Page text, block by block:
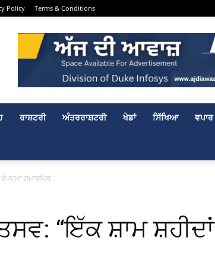
Policy Terms & Conditions
ਰਾਸ਼ਟਰੀ ਅੰਤਰਰਾਸ਼ਟਰੀ ਖੇਡਾਂ ਸਿੱਖਿਆ ਵਪਾਰ
ਨਾਮ” ਸਮਾਰਪਿਤ
“ਇੱਕ ਸ਼ਾਮ ਸ਼ਹੀਦਾਂ